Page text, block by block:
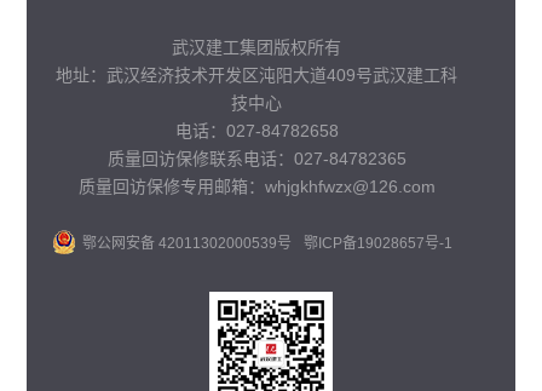
武汉建工集团版权所有
地址：武汉经济技术开发区沌阳大道409号武汉建工科
技中心
电话：027-84782658
质量回访保修联系电话：027-84782365
质量回访保修专用邮箱：whjgkhfwzx@126.com
鄂公网安备 42011302000539号 鄂ICP备19028657号-1